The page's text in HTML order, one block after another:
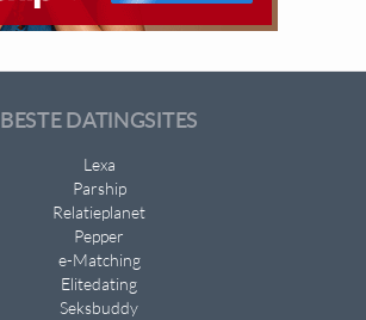
BESTE DATINGSITES
Lexa
Parship
Relatieplanet
Pepper
e-Matching
Elitedating
Seksbuddy